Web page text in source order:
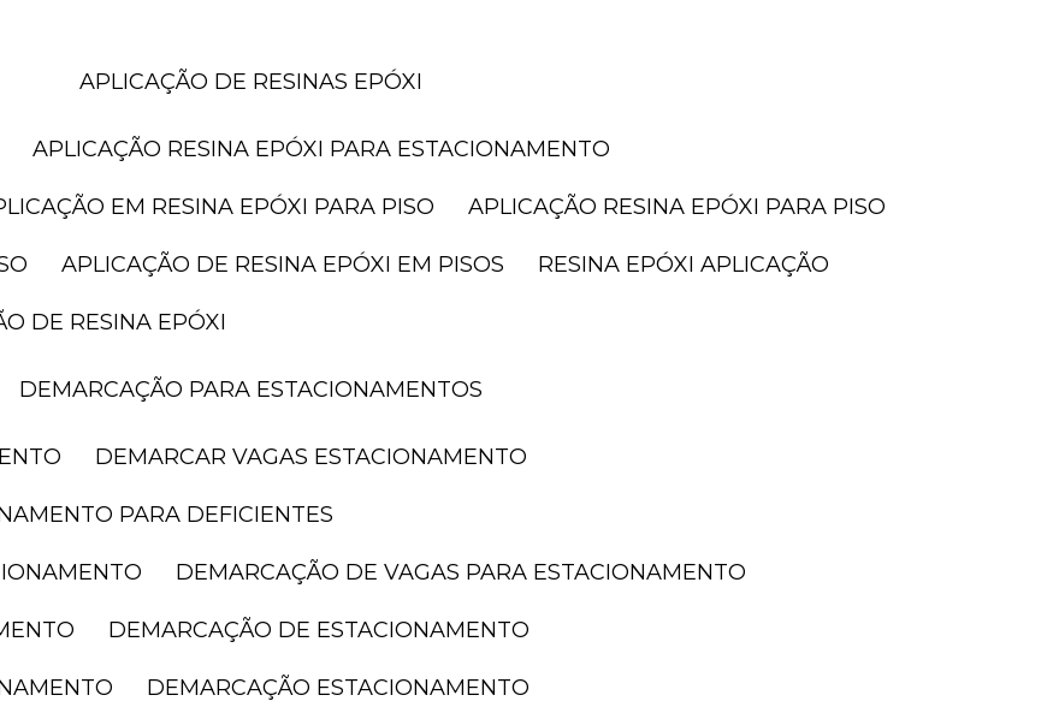
APLICAÇÃO DE RESINAS EPÓXI
APLICAÇÃO RESINA EPÓXI PARA ESTACIONAMENTO
EM RESINA EPÓXI PARA PISO APLICAÇÃO RESINA EPÓXI PARA PISO
APLICAÇÃO DE RESINA EPÓXI EM PISOS RESINA EPÓXI APLICAÇÃO
DE RESINA EPÓXI
DEMARCAÇÃO PARA ESTACIONAMENTOS
DEMARCAR VAGAS ESTACIONAMENTO
PARA DEFICIENTES
DEMARCAÇÃO DE VAGAS PARA ESTACIONAMENTO
DEMARCAÇÃO DE ESTACIONAMENTO
DEMARCAÇÃO ESTACIONAMENTO